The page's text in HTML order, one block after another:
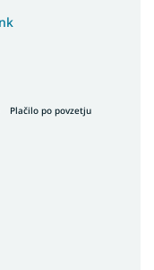
Plačilo po povzetju